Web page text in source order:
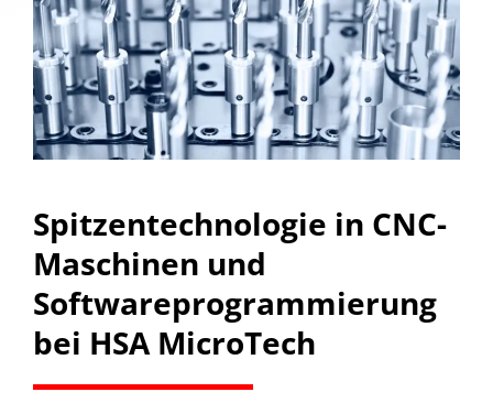
Spitzentechnologie in CNC-
Maschinen und
Softwareprogrammierung
bei HSA MicroTech